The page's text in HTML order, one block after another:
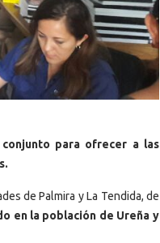
conjunto para ofrecer a las
de Palmira y La Tendida, de
en la población de Ureña y